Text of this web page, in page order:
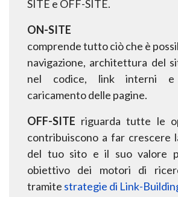
SITE e OFF-SITE.
ON-SITE
comprendetuttociòche è
navigazione, architettura del
nel codice, link interni
caricamento delle pagine.
OFF-SITE riguarda tutte le
contribuiscono a far crescere
del tuo sito e il suo valore
obiettivo dei motori di
tramite strategie di Link-